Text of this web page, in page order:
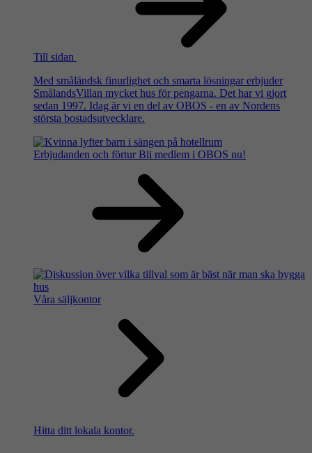
Till sidan
Med småländsk finurlighet och smarta lösningar erbjuder
SmålandsVillan mycket hus för pengarna. Det har vi gjort
sedan 1997. Idag är vi en del av OBOS - en av Nordens
största bostadsutvecklare.
Erbjudanden och förtur Bli medlem i OBOS nu!
Våra säljkontor
Hitta ditt lokala kontor.